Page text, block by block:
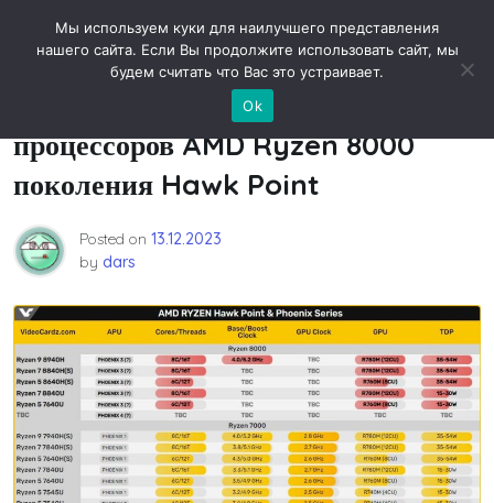
Новости технологий
Известен модельный ряд
процессоров AMD Ryzen 8000
поколения Hawk Point
Posted on 13.12.2023
by dars
Мы используем куки для наилучшего представления
нашего сайта. Если Вы продолжите использовать сайт, мы
будем считать что Вас это устраивает.
Ok